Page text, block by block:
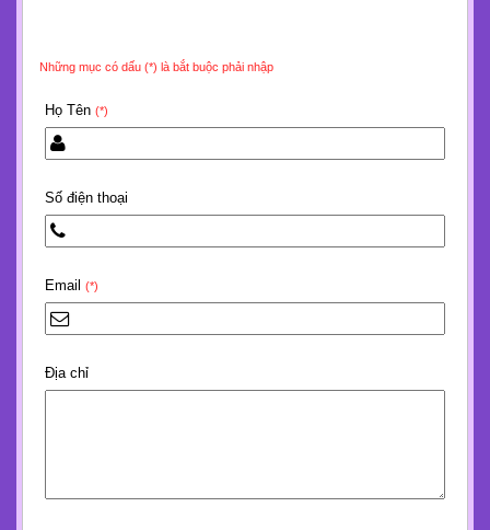
Những mục có dấu (*) là bắt buộc phải nhập
Họ Tên (*)
Số điện thoại
Email (*)
Địa chỉ